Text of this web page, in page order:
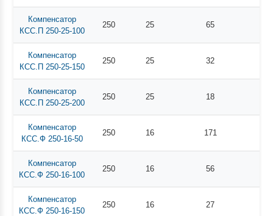
Компенсатор
КСС.П 250-25-100
250 25 65
Компенсатор
КСС.П 250-25-150
250 25 32
Компенсатор
КСС.П 250-25-200
250 25 18
Компенсатор
КСС.Ф 250-16-50
250 16 171
Компенсатор
КСС.Ф 250-16-100
250 16 56
Компенсатор
КСС.Ф 250-16-150
250 16 27